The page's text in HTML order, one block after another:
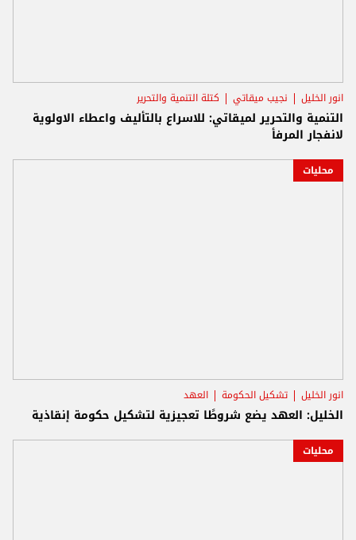
انور الخليل نجيب ميقاتي كتلة التنمية والتحرير
التنمية والتحرير لميقاتي: للاسراع بالتأليف واعطاء الاولوية
لانفجار المرفأ
محليات
انور الخليل تشكيل الحكومة العهد
الخليل: العهد يضع شروطًا تعجيزية لتشكيل حكومة إنقاذية
محليات